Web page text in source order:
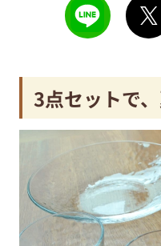
3点セットで